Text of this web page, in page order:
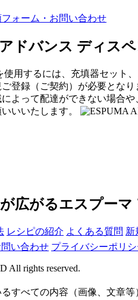
ォーム・お問い合わせ
ドバンス ディス
使用するには、充填器セット
登録（ご契約）が必要となり
よって配達ができない場合
いいたします。
広がるエスプーマ
レシピの紹介 よくある質問 新
い合わせ プライバシーポリシ
All rights reserved.
すべての内容（画像、文章等